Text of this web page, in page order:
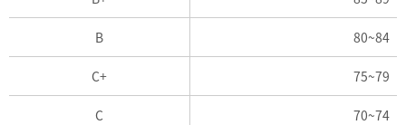
B 80~84
C+ 75~79
C 70~74